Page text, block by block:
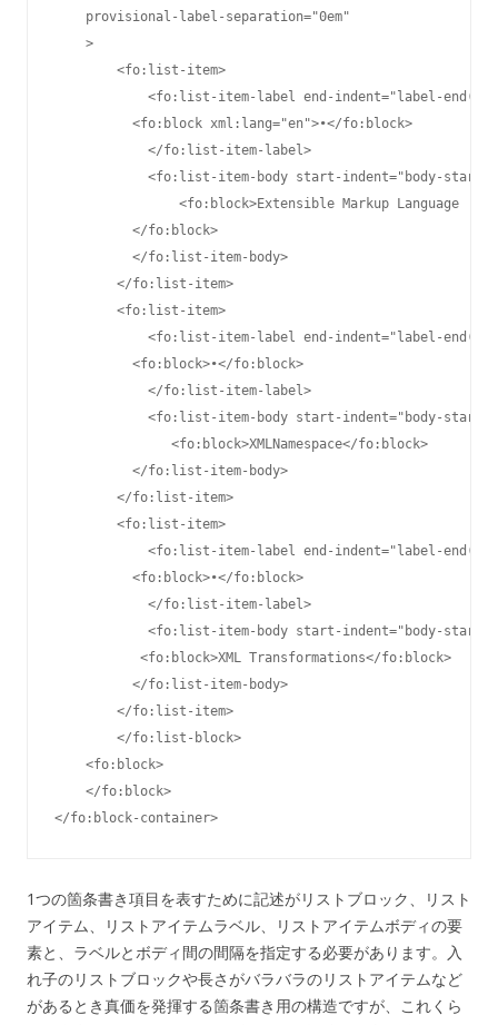
    provisional-label-separation="0em"
    >
        <fo:list-item>
            <fo:list-item-label end-indent="label-end()">
          <fo:block xml:lang="en">•</fo:block>
            </fo:list-item-label>
<fo:list-item-body start-indent="body-
                <fo:block>Extensible Markup Language
          </fo:block>
          </fo:list-item-body>
        </fo:list-item>
        <fo:list-item>
            <fo:list-item-label end-indent="label-end()">
          <fo:block>•</fo:block>
            </fo:list-item-label>
<fo:list-item-body start-indent="body-
               <fo:block>XMLNamespace</fo:block>
          </fo:list-item-body>
        </fo:list-item>
        <fo:list-item>
            <fo:list-item-label end-indent="label-end()">
          <fo:block>•</fo:block>
            </fo:list-item-label>
<fo:list-item-body start-indent="body-
           <fo:block>XML Transformations</fo:block>
          </fo:list-item-body>
        </fo:list-item>
        </fo:list-block>
    <fo:block>
    </fo:block>
</fo:block-container>
1つの箇条書き項目を表すために記述がリストブロック、リスト
アイテム、リストアイテムラベル、リストアイテムボディの要
素と、ラベルとボディ間の間隔を指定する必要があります。入
れ子のリストブロックや長さがバラバラのリストアイテムなど
があるとき真価を発揮する箇条書き用の構造ですが、これくら